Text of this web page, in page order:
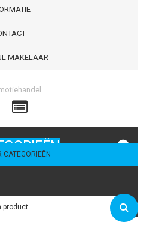
MAKELAAR
CATEGORIEËN